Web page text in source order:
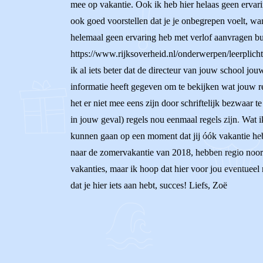
mee op vakantie. Ook ik heb hier helaas geen
ook goed voorstellen dat je je onbegrepen voelt,
helemaal geen ervaring heb met verlof aanvragen
https://www.rijksoverheid.nl/onderwerpen/
ik al iets beter dat de directeur van jouw school
informatie heeft gegeven om te bekijken wat jouw
het er niet mee eens zijn door schriftelijk bezwaar
in jouw geval) regels nou eenmaal regels zijn.
kunnen gaan op een moment dat jij óók vakantie
naar de zomervakantie van 2018, hebben regio
vakanties, maar ik hoop dat hier voor jou
dat je hier iets aan hebt, succes! Liefs, Zoë